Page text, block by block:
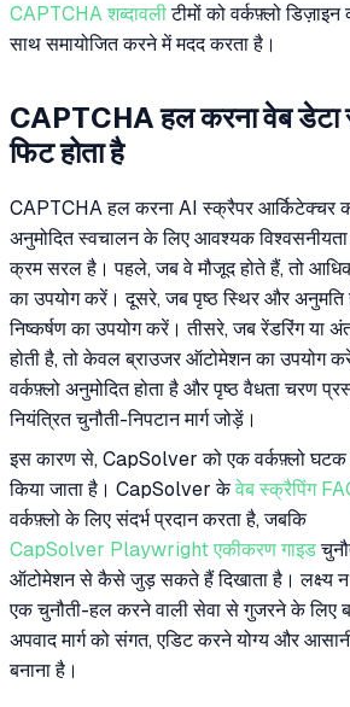
CAPTCHA शब्दावलीटीमों को वर्कफ़्लो
साथ समायोजित करने में मदद करता है।
CAPTCHA हल करना वेब डेटा
फिट होता है
CAPTCHA हल करना AI स्क्रैपर आर्किटेक्चर
अनुमोदित स्वचालन के लिए आवश्यक
क्रम सरल है। पहले, जब वे मौजूद होते हैं, तो
का उपयोग करें। दूसरे, जब पृष्ठ स्थिर और अनुमति
निष्कर्षण का उपयोग करें। तीसरे, जब रेंडरिंग या
होती है, तो केवल ब्राउजर ऑटोमेशन का उपयोग
वर्कफ़्लो अनुमोदित होता है और पृष्ठ वैधता चरण
नियंत्रित चुनौती-निपटान मार्ग जोड़ें।
इस कारण से, CapSolver को एक वर्कफ़्लो
किया जाता है। CapSolver केवेब स्क्रैपिंग
वर्कफ़्लो के लिए संदर्भ प्रदान करता है, जबकि
CapSolver Playwright एकीकरण गाइड
ऑटोमेशन से कैसे जुड़ सकते हैं दिखाता है। लक्ष्य
एक चुनौती-हल करने वाली सेवा से गुजरने के लिए
अपवाद मार्ग को संगत, एडिट करने योग्य और
बनाना है।